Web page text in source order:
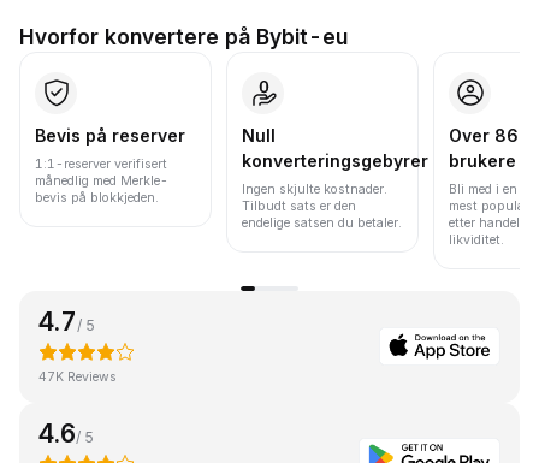
Hvorfor konvertere på Bybit-eu
Bevis på reserver
1:1-reserver verifisert
månedlig med Merkle-
bevis på blokkjeden.
Null
konverteringsgebyrer
Ingen skjulte kostnader.
Tilbudt sats er den
endelige satsen du betaler.
Over 86
brukere
Bli med i en av
mest
etter
likviditet.
4.7 / 5
47K Reviews
4.6/ 5